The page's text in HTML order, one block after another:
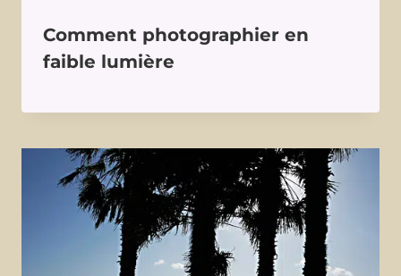
Comment photographier en
faible lumière